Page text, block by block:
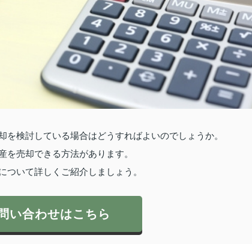
検討している場合はどうすればよいのでしょうか。
売却できる方法があります。
いて詳しくご紹介しましょう。
い合わせはこちら